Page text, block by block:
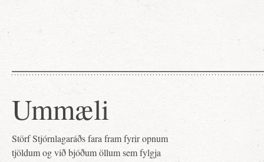
Ummæli
Störf Stjórnlagaráðs fara fram fyrir opnum
tjöldum og við bjóðum öllum sem fylgja